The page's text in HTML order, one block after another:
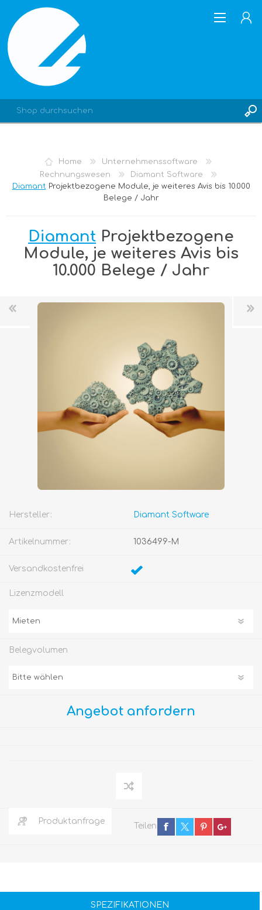
REGISTRIERUNG
ANMELDEN
Home
Unternehmenssoftware
Rechnungswesen
Diamant Software
Diamant Projektbezogene Module, je weiteres Avis bis 10.000
Belege / Jahr
Diamant Projektbezogene
Module, je weiteres Avis bis
10.000 Belege / Jahr
Hersteller: Diamant Software
Artikelnummer: 1036499-M
Versandkostenfrei
Lizenzmodell
Belegvolumen
Angebot anfordern
Produktanfrage
Teilen
SPEZIFIKATIONEN